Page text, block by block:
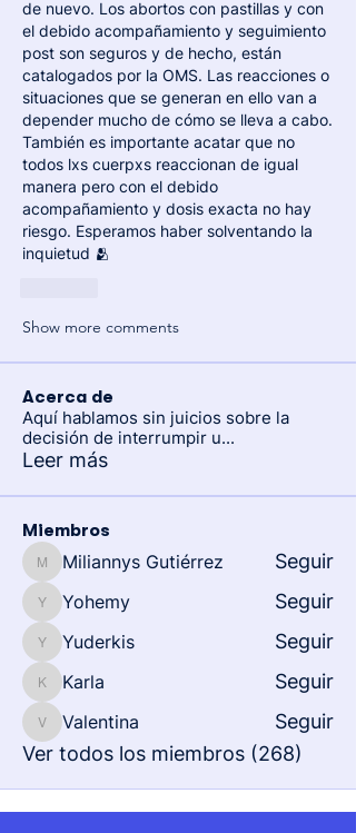
de nuevo. Los abortos con pastillas y con
el debido acompañamiento y seguimiento
post son seguros y de hecho, están
catalogados por la OMS. Las reacciones o
situaciones que se generan en ello van a
depender mucho de cómo se lleva a cabo.
También es importante acatar que no
todos lxs cuerpxs reaccionan de igual
manera pero con el debido
acompañamiento y dosis exacta no hay
riesgo. Esperamos haber solventando la
inquietud 🫂
Show more comments
Acerca de
Aquí hablamos sin juicios sobre la
decisión de interrumpir u...
Leer más
Miembros
Miliannys Gutiérrez
Miliannys Gutiérrez Seguir
YohemyYohemy Seguir
Yuderkis
Yuderkis Seguir
KarlaKarla Seguir
Valentina
Valentina
Seguir
Ver todos los miembros (268)